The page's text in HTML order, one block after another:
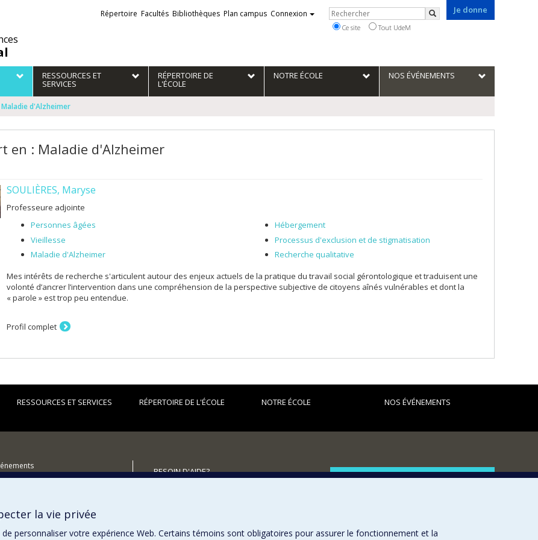
Je donne
Liens
externes
Répertoire Facultés Bibliothèques Plan campus Connexion Rechercher
Rechercher
Ce site Tout UdeM
RESSOURCES ET
SERVICES
RÉPERTOIRE DE
L'ÉCOLE
NOTRE ÉCOLE NOS ÉVÉNEMENTS
d'Alzheimer
en : Maladie d'Alzheimer
SOULIÈRES, Maryse
Professeure adjointe
Personnes âgées
Vieillesse
Maladie d'Alzheimer
Hébergement
Processus d'exclusion et de stigmatisation
Recherche qualitative
Mes intérêts de recherche s'articulent autour des enjeux actuels de la pratique du travail social gérontologique et traduisent une
volonté d’ancrer l’intervention dans une compréhension de la perspective subjective de citoyens aînés vulnérables et dont la
« parole » est trop peu entendue.
Profil complet
RESSOURCES ET SERVICES RÉPERTOIRE DE L'ÉCOLE NOTRE ÉCOLE NOS ÉVÉNEMENTS
BESOIN D'AIDE?
FACULTÉ DES ARTS ET DES SCIENCES
Nos programmes et cours
la vie privée
personnaliser votre expérience Web. Certains témoins sont obligatoires pour assurer le fonctionnement et la